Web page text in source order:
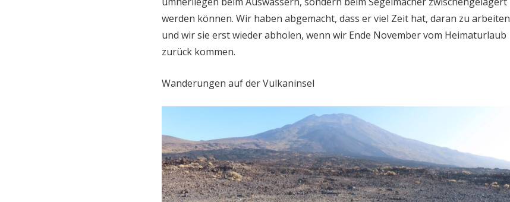
werden können. Wir haben abgemacht, dass er viel Zeit hat, daran zu arbeiten
und wir sie erst wieder abholen, wenn wir Ende November vom Heimaturlaub
zurück kommen.
Wanderungen auf der Vulkaninsel